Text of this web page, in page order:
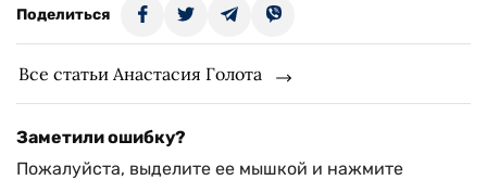
Поделиться
Все статьи Анастасия Голота
Заметили ошибку?
Пожалуйста, выделите ее мышкой и нажмите